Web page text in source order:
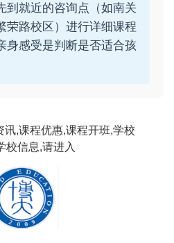
到就近的咨询点（如南关
荣路校区）进行详细课程
身感受是判断是否适合孩
讯,课程优惠,课程开班,学校
校信息,请进入